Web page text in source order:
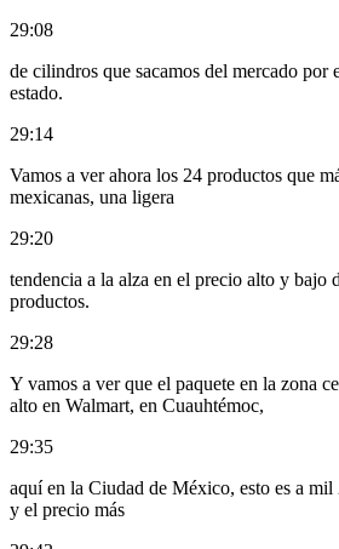
29:08
de cilindros que sacamos del mercado por
estado.
29:14
Vamos a ver ahora los 24 productos que
mexicanas, una ligera
29:20
tendencia a la alza en el precio alto y bajo
productos.
29:28
Y vamos a ver que el paquete en la zona
alto en Walmart, en Cuauhtémoc,
29:35
aquí en la Ciudad de México, esto es a mil
y el precio más